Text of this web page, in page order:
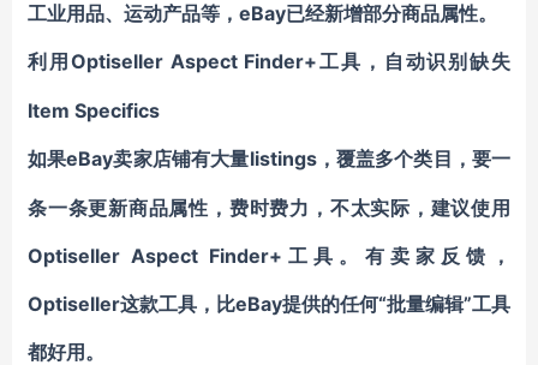
工业用品、运动产品等，eBay已经新增部分商品属性。
利用 Optiseller Aspect Finder+工具，自动识别缺失
Item Specifics
如果eBay卖家店铺有大量listings，覆盖多个类目，要一
条一条更新商品属性，费时费力，不太实际，建议使用
Optiseller Aspect Finder+工具。有卖家反馈，
Optiseller这款工具，比eBay提供的任何“批量编辑”工具
都好用。